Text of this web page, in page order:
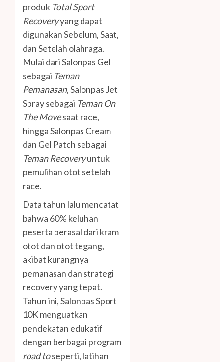
produk Total Sport
Recoveryyang dapat
digunakan Sebelum, Saat,
dan Setelah olahraga.
Mulai dari Salonpas Gel
sebagai Teman
Pemanasan, Salonpas Jet
Spray sebagai Teman On
The Movesaat race,
hingga Salonpas Cream
dan Gel Patch sebagai
Teman Recoveryuntuk
pemulihan otot setelah
race.
Data tahun lalu mencatat
bahwa 60% keluhan
peserta berasal dari kram
otot dan otot tegang,
akibat kurangnya
pemanasan dan strategi
recovery yang tepat.
Tahun ini, Salonpas Sport
10K menguatkan
pendekatan edukatif
dengan berbagai program
road toseperti, latihan